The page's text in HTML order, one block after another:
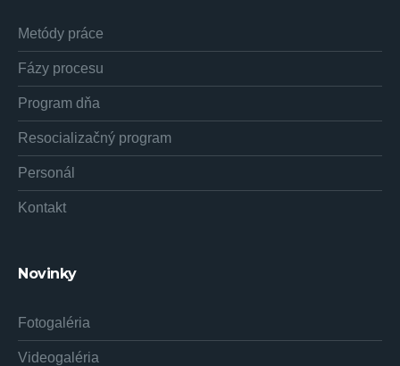
Metódy práce
Fázy procesu
Program dňa
Resocializačný program
Personál
Kontakt
Novinky
Fotogaléria
Videogaléria